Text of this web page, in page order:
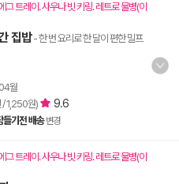
트레이. 사우나 빗 키링. 레트로 물병(이
집밥- 한 번 요리로 한 달이 편한 밀프
월
/ 1,250원) 9.6
들기전 배송 변경
트레이. 사우나 빗 키링. 레트로 물병(이